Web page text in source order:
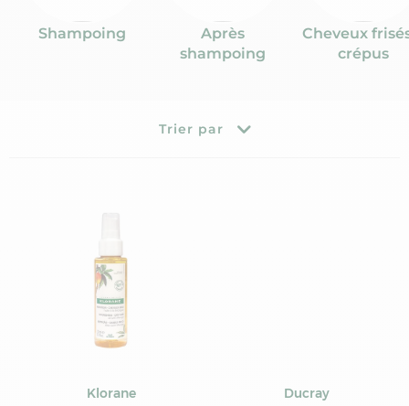
Shampoing
Après
shampoing
Cheveux
crépus
Trier par
Klorane
Ducray